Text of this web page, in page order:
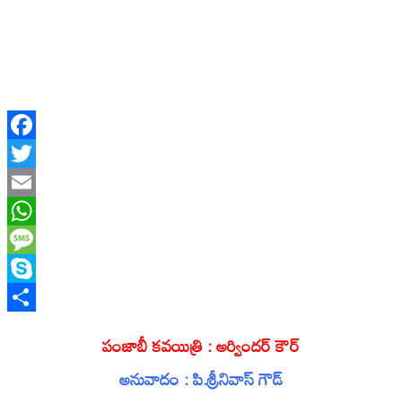
Facebook
Twitter
Email
WhatsApp
Message
Skype
పంజాబీ కవయిత్రి : అర్విందర్ కౌర్
అనువాదం : పి.శ్రీనివాస్ గౌడ్